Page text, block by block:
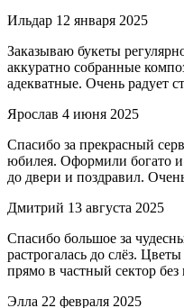
Ильдар 12 января 2025
Заказываю букеты
аккуратно собранные
адекватные. Очень радует
Ярослав 4 июня 2025
Спасибо за прекрасный
юбилея. Оформили богато и
до двери и поздравил.
Дмитрий 13 августа 2025
Спасибо большое за
растрогалась до слёз.
прямо в частный сектор без
Элла 22 февраля 2025